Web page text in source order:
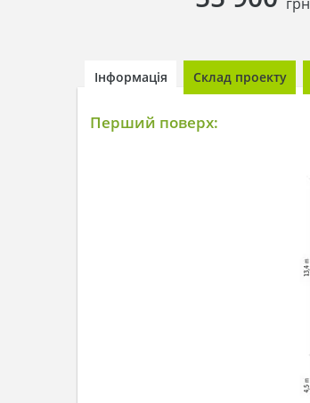
Інформація Склад проекту
Перший поверх: